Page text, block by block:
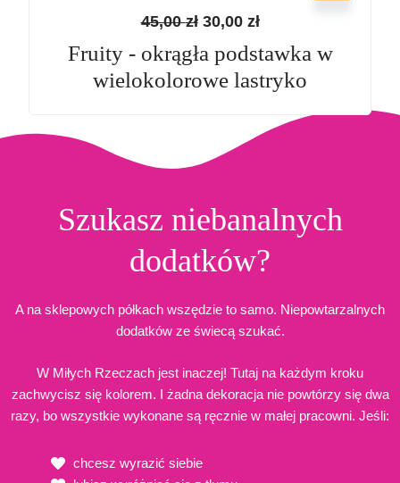
45,00zł 30,00 zł
Fruity - okrągła podstawka w
wielokolorowe lastryko
Szukasz niebanalnych
dodatków?
A na sklepowych półkach wszędzie to samo. Niepowtarzalnych
dodatków ze świecą szukać.
W Miłych Rzeczach jest inaczej! Tutaj na każdym kroku
zachwycisz się kolorem. I żadna dekoracja nie powtórzy się dwa
razy, bo wszystkie wykonane są ręcznie w małej pracowni. Jeśli:
chcesz wyrazić siebie